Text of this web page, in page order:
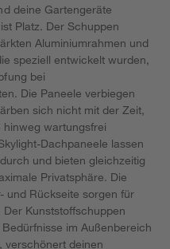
deine Gartengeräte
Platz. Der Schuppen
Aluminiumrahmen und
speziell entwickelt wurden,
bei
Die Paneele verbiegen
sich nicht mit der Zeit,
wartungsfrei
Dachpaneele lassen
und bieten gleichzeitig
Privatsphäre. Die
und Rückseite sorgen für
Kunststoffschuppen
im Außenbereich
verschönert deinen